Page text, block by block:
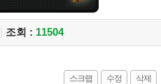
조회 : 11504
스크랩 수정 삭제